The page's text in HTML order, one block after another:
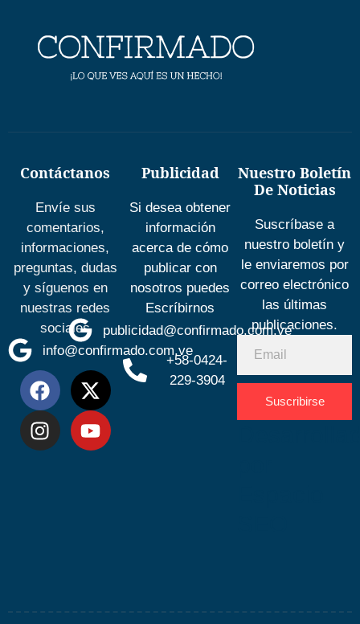
Contáctanos
Envíe sus
comentarios,
informaciones,
preguntas, dudas
y síguenos en
nuestras redes
sociales
info@confirmado.com.ve
Publicidad
Si desea obtener
información
acerca de cómo
publicar con
nosotros puedes
Escríbirnos
publicidad@confirmado.com.ve
+58-0424-
229-3904
Nuestro Boletín
De Noticias
Suscríbase a
nuestro boletín y
le enviaremos por
correo electrónico
las últimas
publicaciones.
Suscribirse